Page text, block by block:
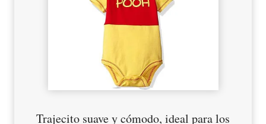
Trajecito suave y cómodo, ideal para los